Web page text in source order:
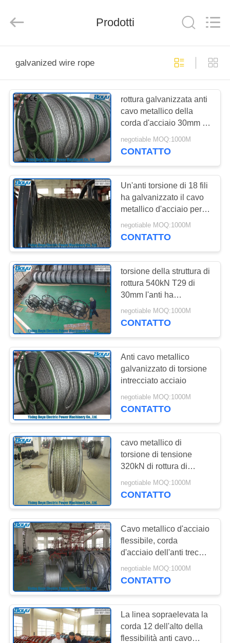
PRODOTTI
CIRCA
NOI
GIRO
DELLA
FABBRICA
CONTROLLO
DI
QUALITÀ
CONTATTICI
NOTIZIE
RICHIEDA
UNA
CITAZIONE
MAPPA
DEL
SITO
PRIVACY
POLICY
Electric
Power
All
Reserved.
Prodotti
galvanized wire rope
rottura galvanizzata anti
cavo metallico della
corda d'acciaio 30mm di
torsione della struttura di
658kN T29
negotiable MOQ:1000M
CONTATTO
Un'anti torsione di 18 fili
ha galvanizzato il cavo
metallico d'acciaio per la
linea di trasmissione che
mette insieme il
negotiable MOQ:1000M
CONTATTO
torsione della struttura di
rottura 540kN T29 di
30mm l'anti ha
galvanizzato la linea
d'acciaio del cavo
negotiable MOQ:1000M
CONTATTO
Anti cavo metallico
galvanizzato di torsione
intrecciato acciaio
negotiable MOQ:1000M
CONTATTO
cavo metallico di
torsione di tensione
320kN di rottura di
22mm l'anti ha
galvanizzato la linea ad
negotiable MOQ:1000M
CONTATTO
Cavo metallico d'acciaio
flessibile, corda
d'acciaio dell'anti treccia
di torsione per i cavi
elettrici sopraelevati che
negotiable MOQ:1000M
CONTATTO
La linea sopraelevata la
corda 12 dell'alto della
flessibilità anti cavo